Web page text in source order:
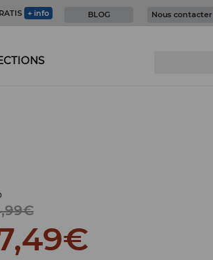
+ info BLOG Nous contacter
€